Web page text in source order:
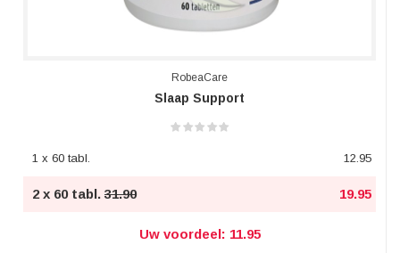
RobeaCare
Slaap Support
1 x 60 tabl. 12.95
2 x 60 tabl. 31.90 19.95
Uw voordeel: 11.95